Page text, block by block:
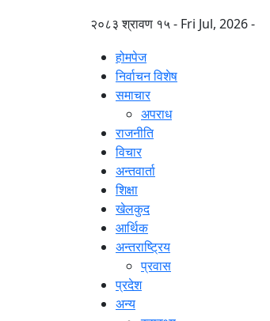
२०८३ श्रावण १५ - Fri Jul, 2026 -
होमपेज
निर्वाचन विशेष
समाचार
अपराध
राजनीति
विचार
अन्तवार्ता
शिक्षा
खेलकुद
आर्थिक
अन्तराष्ट्रिय
प्रवास
प्रदेश
अन्य